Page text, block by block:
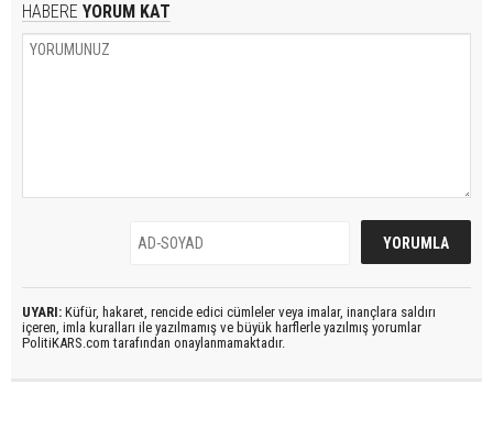
HABERE YORUM KAT
UYARI: Küfür, hakaret, rencide edici cümleler veya imalar, inançlara saldırı
içeren, imla kuralları ile yazılmamış ve büyük harflerle yazılmış yorumlar
PolitiKARS.com tarafından onaylanmamaktadır.